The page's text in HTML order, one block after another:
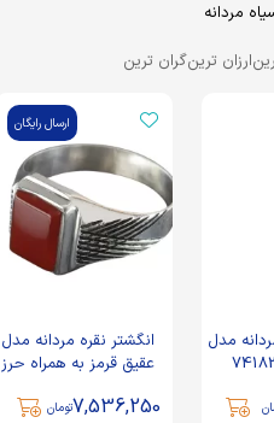
مردانه
ارزان ترینگران ترین
مدل
ارسال رایگان
انگشتر نقره مردانه مدل
عقیق قرمز به همراه حرز
7,536,250تومان